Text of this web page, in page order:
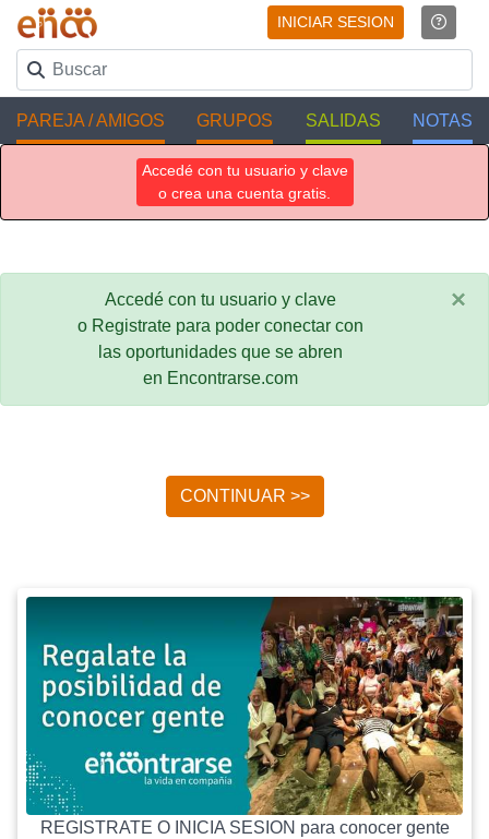
INICIAR SESION
PAREJA / AMIGOS GRUPOS SALIDAS NOTAS
Accedé con tu usuario y clave
o crea una cuenta gratis.
Accedé con tu usuario y clave
o Registrate para poder conectar con
las oportunidades que se abren
en Encontrarse.com
×
CONTINUAR >>
REGISTRATE O INICIA SESION para conocer gente